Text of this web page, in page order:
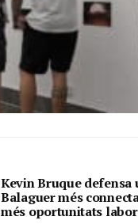
Kevin Bruque defensa
Balaguer més
més oportunitats